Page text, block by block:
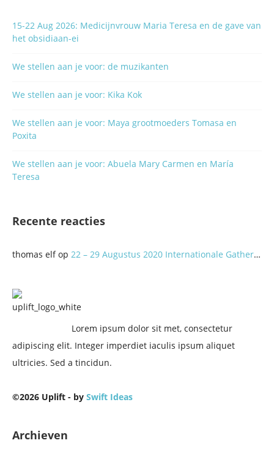
15-22 Aug 2026: Medicijnvrouw Maria Teresa en de gave van
het obsidiaan-ei
We stellen aan je voor: de muzikanten
We stellen aan je voor: Kika Kok
We stellen aan je voor: Maya grootmoeders Tomasa en
Poxita
We stellen aan je voor: Abuela Mary Carmen en María
Teresa
Recente reacties
thomas elfop 22 – 29 Augustus 2020 Internationale Gathering: A Better World? Let’s do it Together!
Lorem ipsum dolor sit met, consectetur
adipiscing elit. Integer imperdiet iaculis ipsum aliquet
ultricies. Sed a tincidun.
©2026 Uplift - by Swift Ideas
Archieven